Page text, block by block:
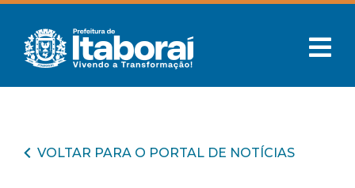
VOLTAR PARA O PORTAL DE NOTÍCIAS